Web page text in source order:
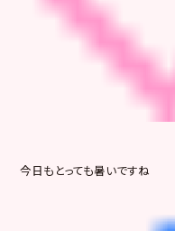
今日もとっても暑いですね